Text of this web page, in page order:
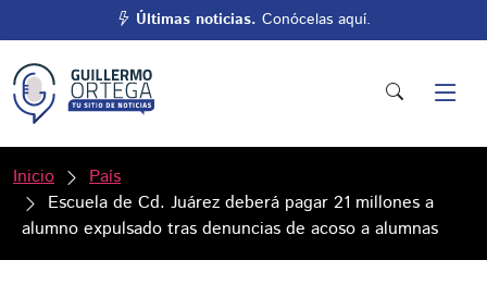
Últimas noticias. Conócelas aquí.
Inicio
País
Escuela de Cd. Juárez deberá pagar 21 millones a
alumno expulsado tras denuncias de acoso a alumnas